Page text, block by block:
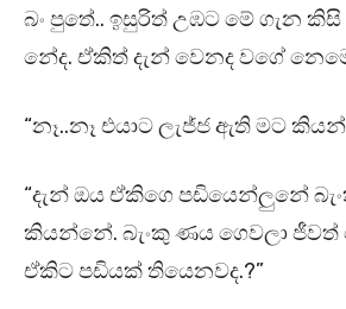
බං පුතේ.. ඉසුරිත් උඹට මේ ගැන
නේද. ඒකිත් දැන් වෙනද වගේ
“නෑ..නෑ එයාට ලැජ්ජ ඇති මට
“දැන් ඔය ඒකිගෙ පඩියෙන්ලුනේ
කියන්නේ. බැංකු ණය ගෙවලා
ඒකිට පඩියක් තියෙනවද.?”